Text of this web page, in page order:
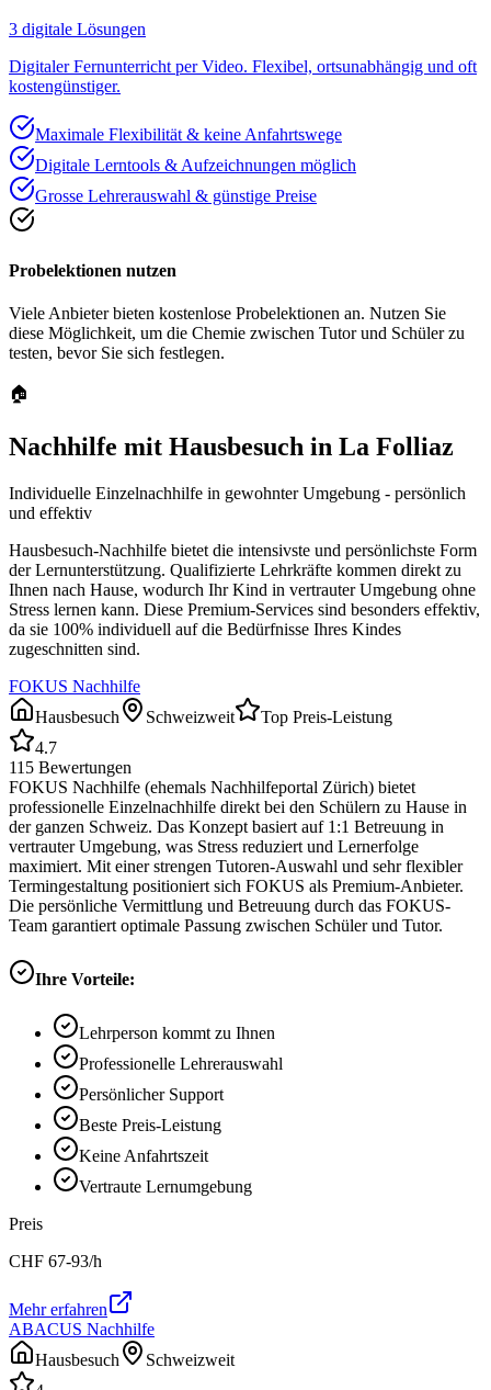
3 digitale Lösungen
Digitaler Fernunterricht per Video. Flexibel, ortsunabhängig und oft
kostengünstiger.
Maximale Flexibilität & keine Anfahrtswege
Digitale Lerntools & Aufzeichnungen möglich
Grosse Lehrerauswahl & günstige Preise
Probelektionen nutzen
Viele Anbieter bieten kostenlose Probelektionen an. Nutzen Sie
diese Möglichkeit, um die Chemie zwischen Tutor und Schüler zu
testen, bevor Sie sich festlegen.
🏠
Nachhilfe mit Hausbesuch in La Folliaz
Individuelle Einzelnachhilfe in gewohnter Umgebung - persönlich
und effektiv
Hausbesuch-Nachhilfe bietet die intensivste und persönlichste Form
der Lernunterstützung. Qualifizierte Lehrkräfte kommen direkt zu
Ihnen nach Hause, wodurch Ihr Kind in vertrauter Umgebung ohne
Stress lernen kann. Diese Premium-Services sind besonders effektiv,
da sie 100% individuell auf die Bedürfnisse Ihres Kindes
zugeschnitten sind.
FOKUS Nachhilfe
Hausbesuch
Schweizweit
Top Preis-Leistung
4.7
115 Bewertungen
FOKUS Nachhilfe (ehemals Nachhilfeportal Zürich) bietet
professionelle Einzelnachhilfe direkt bei den Schülern zu Hause in
der ganzen Schweiz. Das Konzept basiert auf 1:1 Betreuung in
vertrauter Umgebung, was Stress reduziert und Lernerfolge
maximiert. Mit einer strengen Tutoren-Auswahl und sehr flexibler
Termingestaltung positioniert sich FOKUS als Premium-Anbieter.
Die persönliche Vermittlung und Betreuung durch das FOKUS-
Team garantiert optimale Passung zwischen Schüler und Tutor.
Ihre Vorteile:
Lehrperson kommt zu Ihnen
Professionelle Lehrerauswahl
Persönlicher Support
Beste Preis-Leistung
Keine Anfahrtszeit
Vertraute Lernumgebung
Preis
CHF 67-93/h
Mehr erfahren
ABACUS Nachhilfe
Hausbesuch
Schweizweit